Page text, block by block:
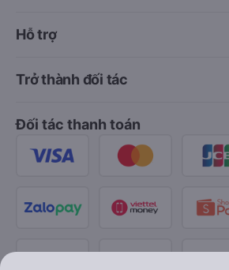
Hỗ trợ
Trở thành đối tác
Đối tác thanh toán